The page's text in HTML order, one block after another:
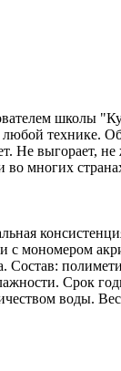
технике.
выгорает, не
во многих
Состав:
Срок
воды.